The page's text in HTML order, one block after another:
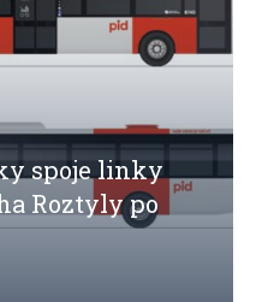
spoje linky
Roztyly po